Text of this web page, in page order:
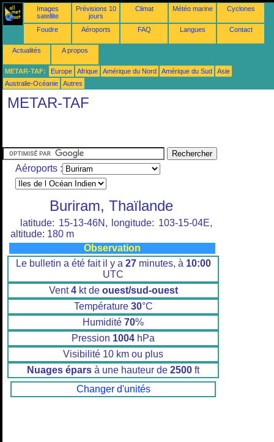
Images
satellite
Prévisions 10
jours
Climat Météo marine Cyclones
Foudre Aéroports FAQ Langues Contact
Actualités A propos
METAR-TAF: Europe Afrique Amérique du Nord Amérique du Sud
Asie
Australie-Océanie
Autres
METAR-TAF
Aéroports :
Buriram, Thaïlande
latitude: 15-13-46N, longitude: 103-15-04E,
altitude: 180 m
Observation
Le bulletin a été fait il y a 27minutes, à 10:00
UTC
Vent4kt de ouest/sud-ouest
Température 30°C
Humidité 70%
Pression 1004 hPa
Visibilité 10 km ou plus
Nuages épars à une hauteur de 2500 ft
Changer d'unités